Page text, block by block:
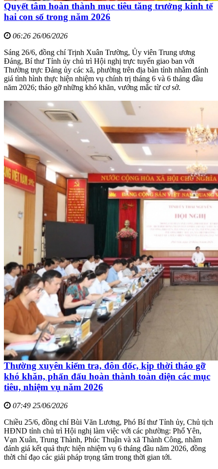
Quyết tâm hoàn thành mục tiêu tăng trưởng kinh tế
hai con số trong năm 2026
06:26 26/06/2026
Sáng 26/6, đồng chí Trịnh Xuân Trường, Ủy viên Trung ương
Đảng, Bí thư Tỉnh ủy chủ trì Hội nghị trực tuyến giao ban với
Thường trực Đảng ủy các xã, phường trên địa bàn tỉnh nhằm đánh
giá tình hình thực hiện nhiệm vụ chính trị tháng 6 và 6 tháng đầu
năm 2026; tháo gỡ những khó khăn, vướng mắc từ cơ sở.
Thường xuyên kiểm tra, đôn đốc, kịp thời tháo gỡ
khó khăn, phấn đấu hoàn thành toàn diện các mục
tiêu, nhiệm vụ năm 2026
07:49 25/06/2026
Chiều 25/6, đồng chí Bùi Văn Lương, Phó Bí thư Tỉnh ủy, Chủ tịch
HĐND tỉnh chủ trì Hội nghị làm việc với các phường: Phổ Yên,
Vạn Xuân, Trung Thành, Phúc Thuận và xã Thành Công, nhằm
đánh giá kết quả thực hiện nhiệm vụ 6 tháng đầu năm 2026, đồng
thời chỉ đạo các giải pháp trọng tâm trong thời gian tới.